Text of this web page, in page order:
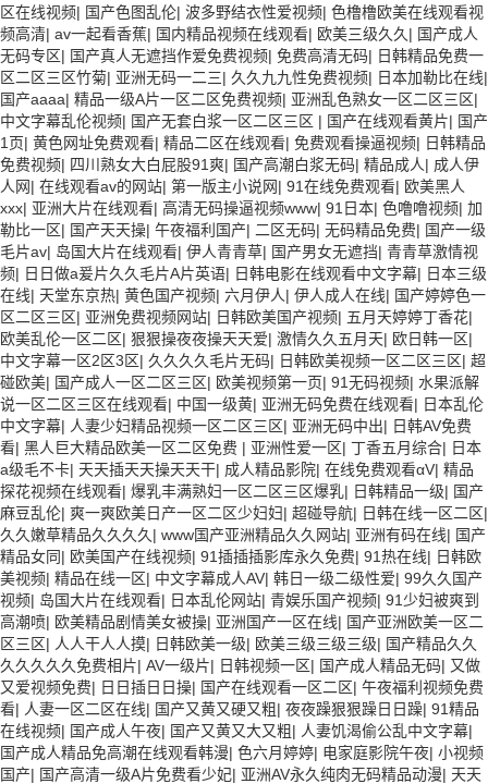
区在线视频| 国产色图乱伦| 波多野结衣性爱视频| 色橹橹欧美在线观看视
频高清| av一起看香蕉| 国内精品视频在线观看| 欧美三级久久 | 国产成人
无码专区| 国产真人无遮挡作爱免费视频| 免费高清无码| 日韩精品免费一
区二区三区竹菊| 亚洲无码一二三| 久久九九性免费视频| 日本加勒比在线|
国产aaaa| 精品一级A片一区二区免费视频| 亚洲乱色熟女一区二区三区|
中文字幕乱伦视频| 国产无套白浆一区二区三区 | 国产在线观看黄片| 国产
1页| 黄色网址免费观看| 精品二区在线观看| 免费观看操逼视频| 日韩精品
免费视频| 四川熟女大白屁股91爽| 国产高潮白浆无码| 精品成人| 成人伊
人网| 在线观看av的网站| 第一版主小说网| 91在线免费观看| 欧美黑人
xxx| 亚洲大片在线观看| 高清无码操逼视频www| 91日本| 色噜噜视频| 加
勒比一区| 国产天天操| 午夜福利国产| 二区无码| 无码精品免费| 国产一级
毛片av| 岛国大片在线观看| 伊人青青草| 国产男女无遮挡| 青青草激情视
频| 日日做a爰片久久毛片A片英语| 日韩电影在线观看中文字幕| 日本三级
在线| 天堂东京热| 黄色国产视频| 六月伊人| 伊人成人在线| 国产婷婷色一
区二区三区| 亚洲免费视频网站| 日韩欧美国产视频| 五月天婷婷丁香花|
欧美乱伦一区二区| 狠狠操夜夜操天天爱| 激情久久五月天| 欧日韩一区|
中文字幕一区2区3区| 久久久久毛片无码| 日韩欧美视频一区二区三区| 超
碰欧美| 国产成人一区二区三区| 欧美视频第一页| 91无码视频| 水果派解
说一区二区三区在线观看| 中国一级黄| 亚洲无码免费在线观看| 日本乱伦
中文字幕| 人妻少妇精品视频一区二区三区| 亚洲无码中出| 日韩AV免费
看| 黑人巨大精品欧美一区二区免费 | 亚洲性爱一区| 丁香五月综合| 日本
a级毛不卡| 天天插天天操天天干| 成人精品影院| 在线免费观看αV| 精品
探花视频在线观看| 爆乳丰满熟妇一区二区三区爆乳| 日韩精品一级| 国产
麻豆乱伦| 爽一爽欧美日产一区二区少妇妇| 超碰导航| 日韩在线一区二区|
久久嫩草精品久久久久 | www国产亚洲精品久久网站| 亚洲有码在线| 国产
精品女同| 欧美国产在线视频| 91插插插影库永久免费| 91热在线| 日韩欧
美视频| 精品在线一区| 中文字幕成人AV| 韩日一级二级性爱| 99久久国产
视频| 岛国大片在线观看| 日本乱伦网站| 青娱乐国产视频| 91少妇被爽到
高潮喷| 欧美精品剧情美女被操| 亚洲国产一区在线| 国产亚洲欧美一区二
区三区| 人人干人人摸| 日韩欧美一级| 欧美三级三级三级| 国产精品久久
久久久久久免费相片| AV一级片| 日韩视频一区| 国产成人精品无码| 又做
又爱视频免费| 日日插日日操| 国产在线观看一区二区| 午夜福利视频免费
看| 人妻一区二区在线| 国产又黄又硬又粗| 夜夜躁狠狠躁日日躁| 91精品
在线视频| 国产成人午夜| 国产又黄又大又粗| 人妻饥渴偷公乱中文字幕|
国产成人精品免高潮在线观看韩漫| 色六月婷婷| 电家庭影院午夜| 小视频
国产| 国产高清一级A片免费看少妃| 亚洲AV永久纯肉无码精品动漫| 天天